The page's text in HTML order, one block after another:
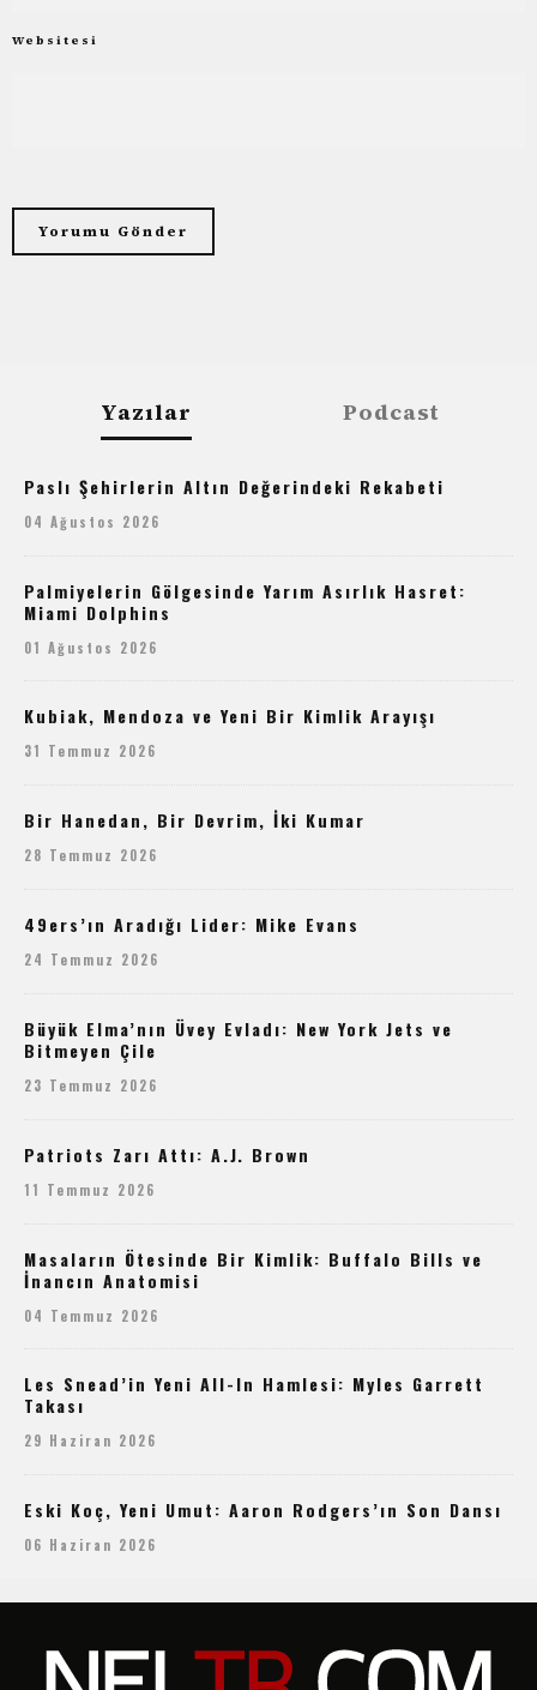
Websitesi
Yazılar Podcast
Paslı Şehirlerin Altın Değerindeki Rekabeti
04 Ağustos 2026
Palmiyelerin Gölgesinde Yarım Asırlık Hasret:
Miami Dolphins
01 Ağustos 2026
Kubiak, Mendoza ve Yeni Bir Kimlik Arayışı
31 Temmuz 2026
Bir Hanedan, Bir Devrim, İki Kumar
28 Temmuz 2026
49ers’ın Aradığı Lider: Mike Evans
24 Temmuz 2026
Büyük Elma’nın Üvey Evladı: New York Jets ve
Bitmeyen Çile
23 Temmuz 2026
Patriots Zarı Attı: A.J. Brown
11 Temmuz 2026
Masaların Ötesinde Bir Kimlik: Buffalo Bills ve
İnancın Anatomisi
04 Temmuz 2026
Les Snead’in Yeni All-In Hamlesi: Myles Garrett
Takası
29 Haziran 2026
Eski Koç, Yeni Umut: Aaron Rodgers’ın Son Dansı
06 Haziran 2026